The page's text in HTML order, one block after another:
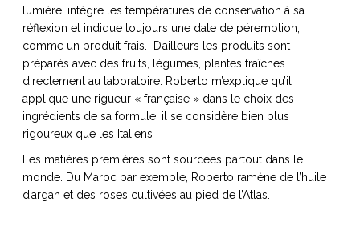
lumière, intègre les températures de conservation à sa
réflexion et indique toujours une date de péremption,
comme un produit frais. D’ailleurs les produits sont
préparés avec des fruits, légumes, plantes fraîches
directement au laboratoire. Roberto m’explique qu’il
applique une rigueur « française » dans le choix des
ingrédients de sa formule, il se considère bien plus
rigoureux que les Italiens !
Les matières premières sont sourcées partout dans le
monde. Du Maroc par exemple, Roberto ramène de l’huile
d’argan et des roses cultivées au pied de l’Atlas.